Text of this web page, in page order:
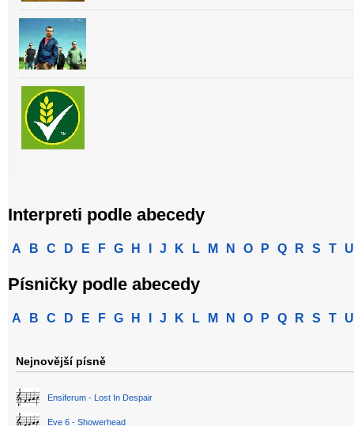
Interpreti podle abecedy
A B C D E F G H J K L M N O P Q R S T U
Písničky podle abecedy
A B C D E F G H J K L M N O P Q R S T U
Nejnovější písně
Ensiferum - Lost In Despair
Eve 6 - Showerhead